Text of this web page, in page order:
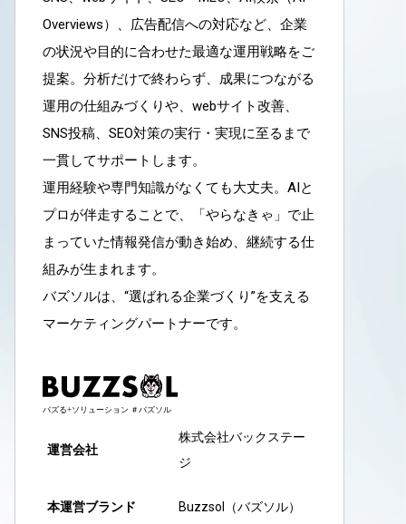
Overviews）、広告配信への対応など、企業
の状況や目的に合わせた最適な運用戦略をご
提案。分析だけで終わらず、成果につながる
運用の仕組みづくりや、webサイト改善、
SNS投稿、SEO対策の実行・実現に至るまで
一貫してサポートします。
運用経験や専門知識がなくても大丈夫。AIと
プロが伴走することで、「やらなきゃ」で止
まっていた情報発信が動き始め、継続する仕
組みが生まれます。
バズソルは、“選ばれる企業づくり”を支える
マーケティングパートナーです。
運営会社
株式会社バックステー
ジ
本運営ブランド Buzzsol（バズソル）